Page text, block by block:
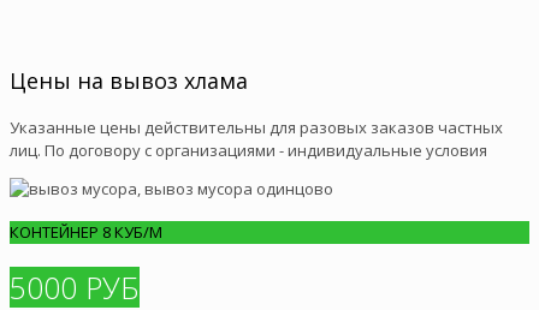
Цены на вывоз хлама
Указанные цены действительны для разовых заказов частных
лиц. По договору с организациями - индивидуальные условия
КОНТЕЙНЕР 8 КУБ/М
5000 РУБ